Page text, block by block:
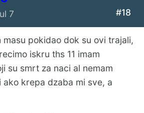
7 #18
masu pokidao dok su ovi trajali,
iskru ths 11 imam
su smrt za naci al nemam
krepa dzaba mi sve, a